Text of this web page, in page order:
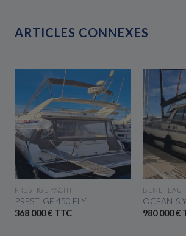
ARTICLES CONNEXES
VOIR LE BATEAU
PRESTIGE YACHT
PRESTIGE 450 FLY
368 000 € TTC
BENETEAU
OCEANIS
980 000 €